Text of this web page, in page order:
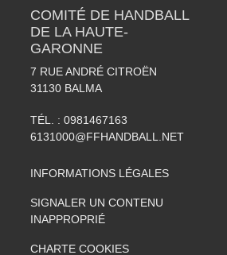
COMITÉ DE HANDBALL
DE LA HAUTE-
GARONNE
7 RUE ANDRÉ CITROËN
31130 BALMA
TÉL. : 0981467163
6131000@FFHANDBALL.NET
INFORMATIONS LÉGALES
SIGNALER UN CONTENU
INAPPROPRIÉ
CHARTE COOKIES